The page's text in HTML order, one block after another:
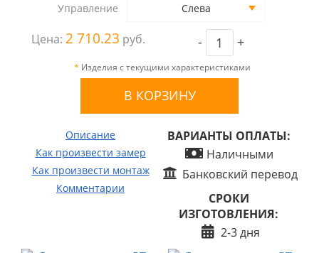
Управление Слева
Цена: 2 710.23 руб. - +
* Изделия с текущими характеристиками
Описание
Как произвести замер
Как произвести монтаж
Комментарии
ВАРИАНТЫ ОПЛАТЫ:
Наличными
Банковский перевод
СРОКИ
ИЗГОТОВЛЕНИЯ:
2-3 дня